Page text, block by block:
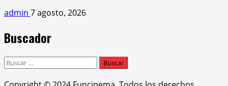
admin 7 agosto, 2026
Buscador
Buscar: